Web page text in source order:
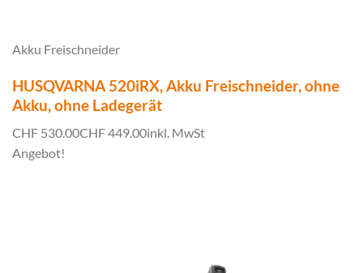
Akku Freischneider
HUSQVARNA 520iRX, Akku Freischneider, ohne
Akku, ohne Ladegerät
CHF 530.00CHF 449.00inkl. MwSt
Angebot!